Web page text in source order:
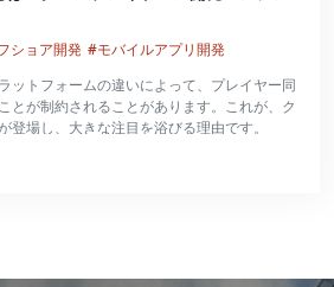
ショア開発 #モバイルアプリ開発
ットフォームの違いによって、プレイヤー同
とが制約されることがあります。これが、ク
登場し、大きな注目を浴びる理由です。